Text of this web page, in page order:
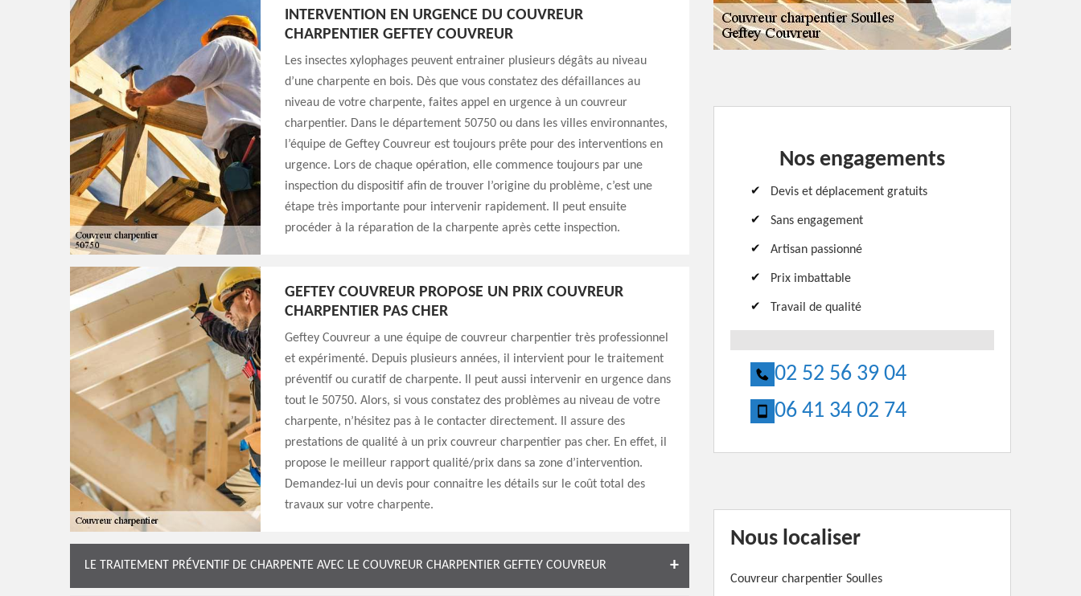
INTERVENTION EN URGENCE DU COUVREUR
CHARPENTIER GEFTEY COUVREUR
Les insectes xylophages peuvent entrainer plusieurs dégâts au niveau
d’une charpente en bois. Dès que vous constatez des défaillances au
niveau de votre charpente, faites appel en urgence à un couvreur
charpentier. Dans le département 50750 ou dans les villes environnantes,
l’équipe de Geftey Couvreur est toujours prête pour des interventions en
urgence. Lors de chaque opération, elle commence toujours par une
inspection du dispositif afin de trouver l’origine du problème, c’est une
étape très importante pour intervenir rapidement. Il peut ensuite
procéder à la réparation de la charpente après cette inspection.
GEFTEY COUVREUR PROPOSE UN PRIX COUVREUR
CHARPENTIER PAS CHER
Geftey Couvreur a une équipe de couvreur charpentier très professionnel
et expérimenté. Depuis plusieurs années, il intervient pour le traitement
préventif ou curatif de charpente. Il peut aussi intervenir en urgence dans
tout le 50750. Alors, si vous constatez des problèmes au niveau de votre
charpente, n’hésitez pas à le contacter directement. Il assure des
prestations de qualité à un prix couvreur charpentier pas cher. En effet, il
propose le meilleur rapport qualité/prix dans sa zone d’intervention.
Demandez-lui un devis pour connaitre les détails sur le coût total des
travaux sur votre charpente.
LE TRAITEMENT PRÉVENTIF DE CHARPENTE AVEC LE COUVREUR CHARPENTIER GEFTEY COUVREUR
Nos engagements
Devis et déplacement gratuits
Sans engagement
Artisan passionné
Prix imbattable
Travail de qualité
02 52 56 39 04
06 41 34 02 74
Nous localiser
Couvreur charpentier Soulles